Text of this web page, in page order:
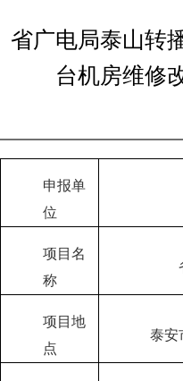
省广电局泰山转
台机房维修
申报单
位
项目名
称
项目地
点
泰安